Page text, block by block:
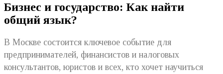
Бизнес и государство: Как найти
общий язык?
В Москве состоится ключевое событие для
предпринимателей, финансистов и налоговых
консультантов, юристов и всех, кто хочет научиться